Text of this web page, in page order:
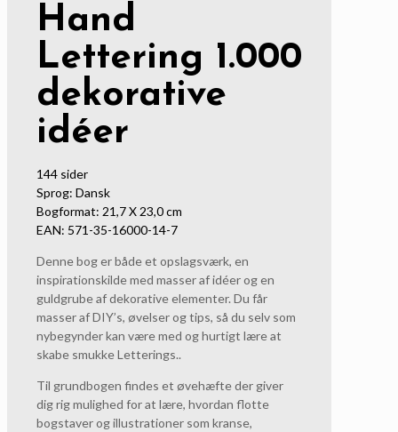
Hand
Lettering 1.000
dekorative
idéer
144 sider
Sprog: Dansk
Bogformat: 21,7 X 23,0 cm
EAN: 571-35-16000-14-7
Denne bog er både et opslagsværk, en
inspirationskilde med masser af idéer og en
guldgrube af dekorative elementer. Du får
masser af DIY’s, øvelser og tips, så du selv som
nybegynder kan være med og hurtigt lære at
skabe smukke Letterings..
Til grundbogen findes et øvehæfte der giver
dig rig mulighed for at lære, hvordan flotte
bogstaver og illustrationer som kranse,